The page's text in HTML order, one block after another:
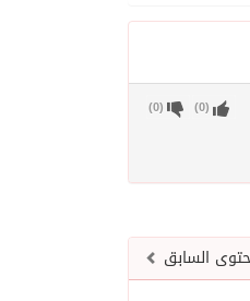
(
0
) (
0
)
السابق